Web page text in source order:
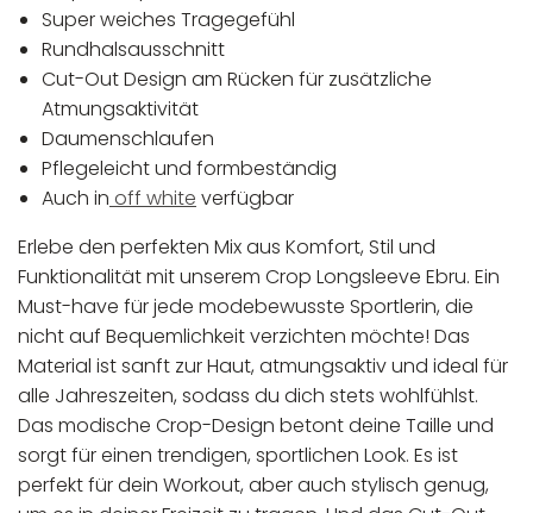
Super weiches Tragegefühl
Rundhalsausschnitt
Cut-Out Design am Rücken für zusätzliche
Atmungsaktivität
Daumenschlaufen
Pflegeleicht und formbeständig
Auch in off white verfügbar
Erlebe den perfekten Mix aus Komfort, Stil und
Funktionalität mit unserem Crop Longsleeve Ebru. Ein
Must-have für jede modebewusste Sportlerin, die
nicht auf Bequemlichkeit verzichten möchte! Das
Material ist sanft zur Haut, atmungsaktiv und ideal für
alle Jahreszeiten, sodass du dich stets wohlfühlst.
Das modische Crop-Design betont deine Taille und
sorgt für einen trendigen, sportlichen Look. Es ist
perfekt für dein Workout, aber auch stylisch genug,